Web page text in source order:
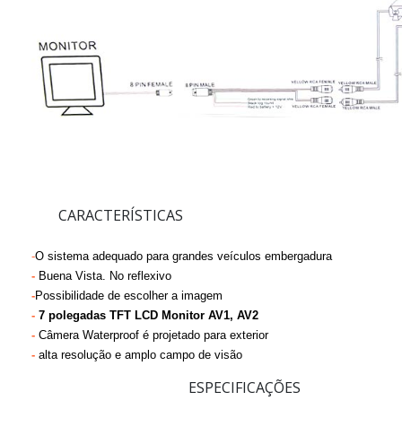
CARACTERÍSTICAS
-O sistema adequado para grandes veículos embergadura
- Buena Vista. No reflexivo
-Possibilidade de escolher a imagem
- 7 polegadas TFT LCD Monitor AV1, AV2
- Câmera Waterproof é projetado para exterior
- alta resolução e amplo campo de visão
ESPECIFICAÇÕES